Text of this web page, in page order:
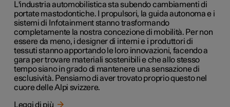
L'industria automobilistica sta subendo cambiamenti di
portate mastodontiche. I propulsori, la guida autonoma e i
sistemi di Infotainment stanno trasformando
completamente la nostra concezione di mobilità. Per non
essere da meno, i designer di interni e i produttori di
tessuti stanno apportando le loro innovazioni, facendo a
gara per trovare materiali sostenibili e che allo stesso
tempo siano in grado di mantenere una sensazione di
esclusività. Pensiamo di aver trovato proprio questo nel
cuore delle Alpi svizzere.
Leggi di più